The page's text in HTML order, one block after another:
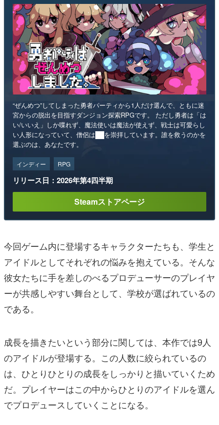
“ぜんめつ”してしまった勇者パーティから1人だけ選んで、ともに迷
宮からの脱出を目指すダンジョン探索RPGです。 ただし勇者は「は
い/いいえ」しか喋れず、魔法使いは魔法が使えず、戦士は可愛らし
い人形になっていて、僧侶は██を崇拝しています。誰を救うのかを
選ぶのは、あなたです。
インディー RPG
リリース日：2026年第4四半期
Steamストアページ
今回ゲーム内に登場するキャラクターたちも、学生と
アイドルとしてそれぞれの悩みを抱えている。そんな
彼女たちに手を差しのべるプロデューサーのプレイヤ
ーが共感しやすい舞台として、学校が選ばれているの
である。
成長を描きたいという部分に関しては、本作では9人
のアイドルが登場する。この人数に絞られているの
は、ひとりひとりの成長をしっかりと描いていくため
だ。プレイヤーはこの中からひとりのアイドルを選ん
でプロデュースしていくことになる。